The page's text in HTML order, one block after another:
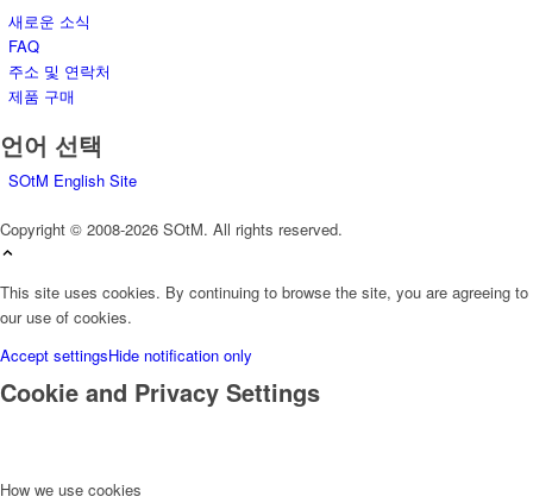
새로운 소식
FAQ
주소 및 연락처
제품 구매
언어 선택
SOtM English Site
Copyright © 2008-2026 SOtM. All rights reserved.
This site uses cookies. By continuing to browse the site, you are agreeing to
our use of cookies.
Accept settingsHide notification only
Cookie and Privacy Settings
How we use cookies